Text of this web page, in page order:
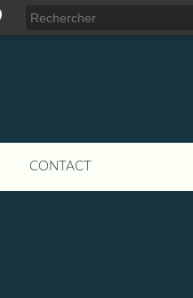
CONTACT